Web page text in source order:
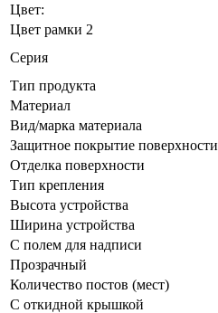
Цвет:
Цвет рамки 2
Серия
Тип продукта
Материал
Вид/марка материала
Защитное покрытие поверхности
Отделка поверхности
Тип крепления
Высота устройства
Ширина устройства
С полем для надписи
Прозрачный
Количество постов (мест)
С откидной крышкой